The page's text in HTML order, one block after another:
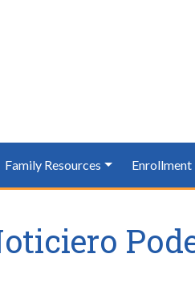
Family Resources Enrollment